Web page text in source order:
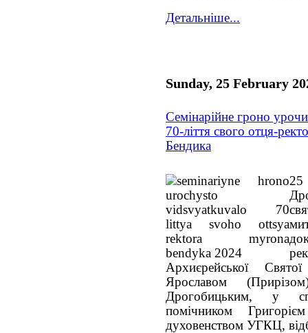
Детальніше...
Sunday, 25 February
Семінарійне гроно
70-ліття свого отця-
Бендика
Архиєрейської
Ярославом
Дрогобицьким, у
помічником
духовенством УГКЦ,